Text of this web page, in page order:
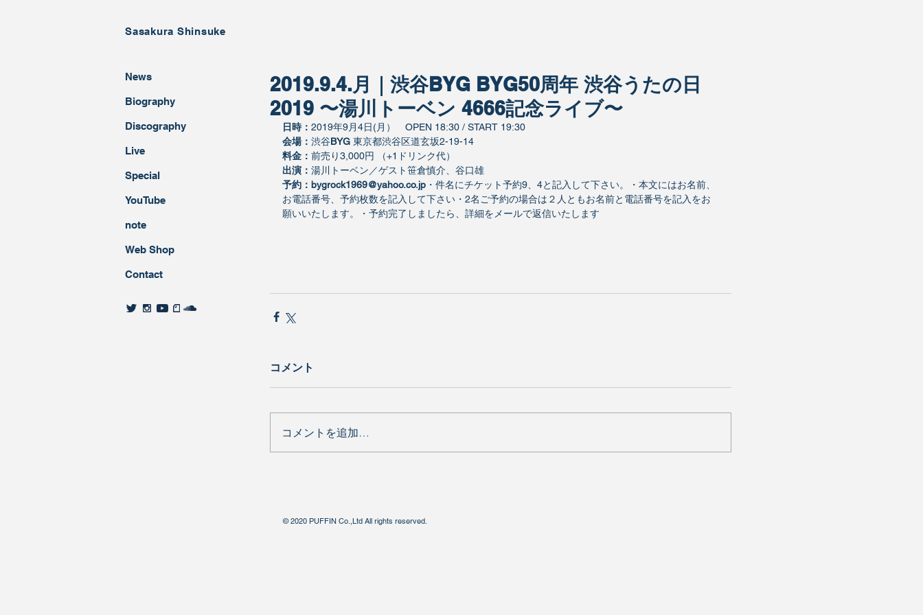
Sasakura Shinsuke
2019.9.4.月｜渋谷BYG BYG50周年 渋谷うたの日
2019 〜湯川トーベン 4666記念ライブ〜
日時： 2019年9月4日(月）　OPEN 18:30 / START 19:30
会場： 渋谷BYG 東京都渋谷区道玄坂2-19-14
料金： 前売り3,000円 （+1ドリンク代）
出演： 湯川トーベン／ゲスト笹倉慎介、谷口雄
予約： bygrock1969@yahoo.co.jp ・件名にチケット予約9、4と記入して下さい。・本文にはお名前、
お電話番号、予約枚数を記入して下さい・2名ご予約の場合は２人ともお名前と電話番号を記入をお
願いいたします。・予約完了しましたら、詳細をメールで返信いたします
コメント
コメントを追加…
News
Biography
Discography ​
Live
Special
YouTube
note
Web Shop
Contact
© 2020 PUFFIN Co.,Ltd All rights reserved.